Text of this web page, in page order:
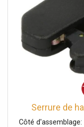
Serrure de
Côté d'assemblage: